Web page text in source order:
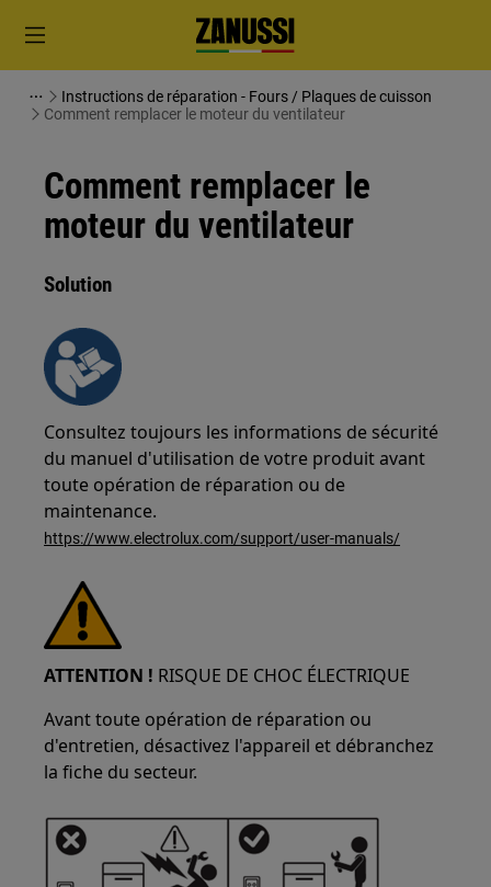
Instructions de réparation - Fours / Plaques de cuisson
Comment remplacer le moteur du ventilateur
Comment remplacer le
moteur du ventilateur
Solution
Consultez toujours les informations de sécurité
du manuel d'utilisation de votre produit avant
toute opération de réparation ou de
maintenance.
https://www.electrolux.com/support/user-manuals/
ATTENTION ! RISQUE DE CHOC ÉLECTRIQUE
Avant toute opération de réparation ou
d'entretien, désactivez l'appareil et débranchez
la fiche du secteur.